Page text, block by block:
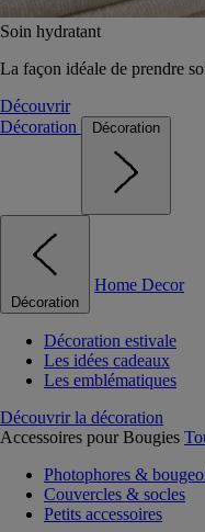
Soin hydratant
La façon idéale de prendre
Découvrir
Décoration
Décoration
Décoration
Home Decor
Décoration estivale
Les idées cadeaux
Les emblématiques
Découvrir la décoration
Accessoires pour Bougies
Photophores &
Couvercles & socles
Petits accessoires